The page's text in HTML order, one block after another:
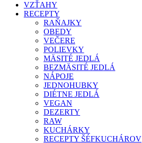
VZŤAHY
RECEPTY
RAŇAJKY
OBEDY
VEČERE
POLIEVKY
MÄSITÉ JEDLÁ
BEZMÄSITÉ JEDLÁ
NÁPOJE
JEDNOHUBKY
DIÉTNE JEDLÁ
VEGAN
DEZERTY
RAW
KUCHÁRKY
RECEPTY ŠÉFKUCHÁROV